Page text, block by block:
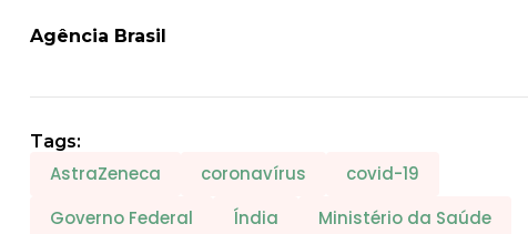
Agência Brasil
Tags:
AstraZeneca coronavírus
covid-19
Governo Federal
Índia
Ministério da Saúde